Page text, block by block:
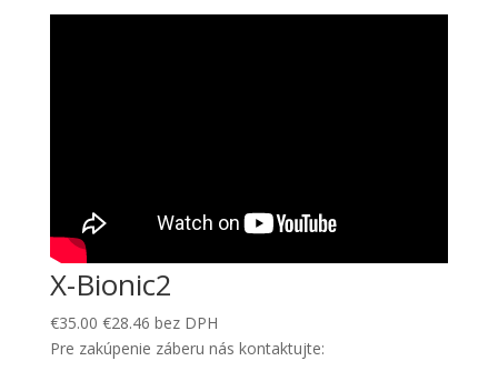
X-Bionic2
€35.00 €28.46 bez DPH
Pre zakúpenie záberu nás kontaktujte: